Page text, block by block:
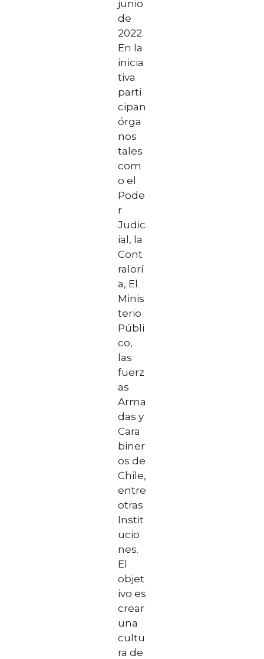
junio
de
2022.
En la
inicia
tiva
parti
cipan
órga
nos
tales
com
o el
Pode
r
Judic
ial, la
Cont
ralorí
a, El
Minis
terio
Públi
co,
las
fuerz
as
Arma
das y
Cara
biner
os de
Chile,
entre
otras
Instit
ucio
nes.
El
objet
ivo es
crear
una
cultu
ra de